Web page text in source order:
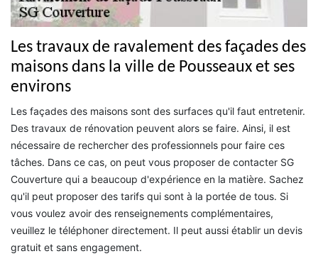
Les travaux de ravalement des façades des
maisons dans la ville de Pousseaux et ses
environs
Les façades des maisons sont des surfaces qu'il faut entretenir.
Des travaux de rénovation peuvent alors se faire. Ainsi, il est
nécessaire de rechercher des professionnels pour faire ces
tâches. Dans ce cas, on peut vous proposer de contacter SG
Couverture qui a beaucoup d'expérience en la matière. Sachez
qu'il peut proposer des tarifs qui sont à la portée de tous. Si
vous voulez avoir des renseignements complémentaires,
veuillez le téléphoner directement. Il peut aussi établir un devis
gratuit et sans engagement.